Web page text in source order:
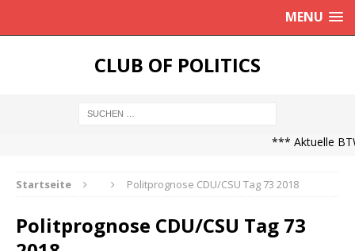
MENU
CLUB OF POLITICS
*** Aktuelle
Startseite Politprognose CDU/CSU Tag 73 2018
Politprognose CDU/CSU Tag 73